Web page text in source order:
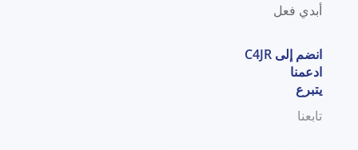
أبدي فعل
انضم إلى C4JR
ادعمنا
يتبرع
تابعنا